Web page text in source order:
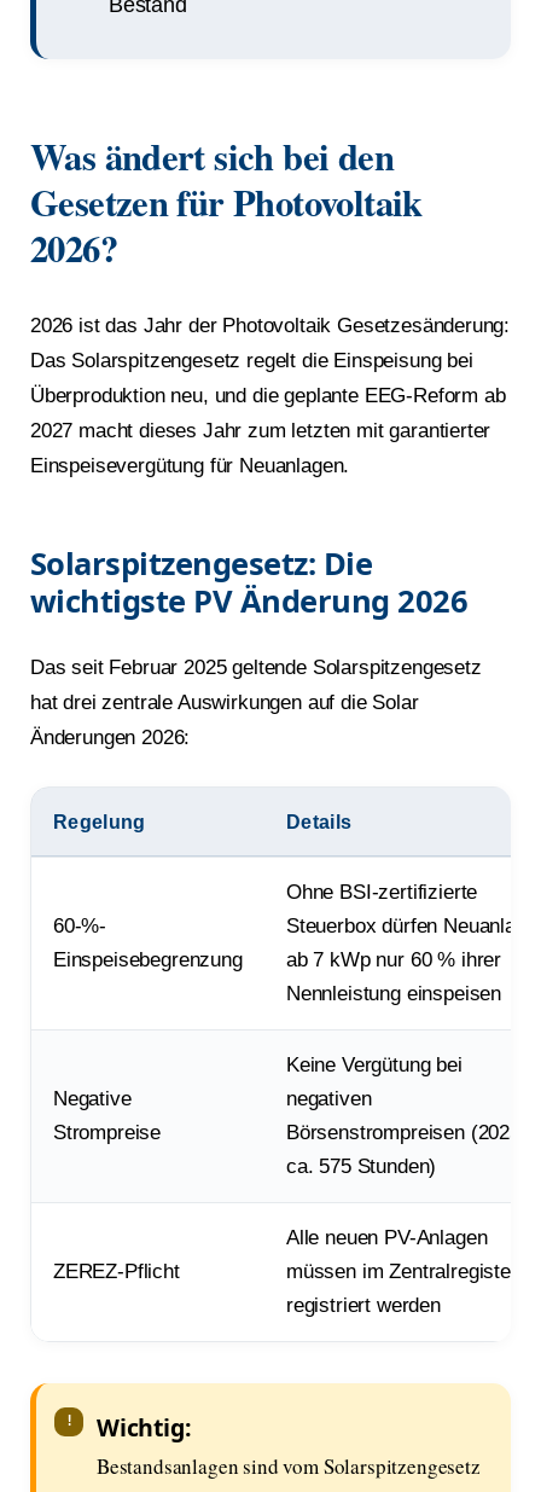
Was ändert sich bei den
Gesetzen für Photovoltaik
2026?
2026 ist das Jahr der Photovoltaik Gesetzesänderung:
Das Solarspitzengesetz regelt die Einspeisung bei
Überproduktion neu, und die geplante EEG-Reform ab
2027 macht dieses Jahr zum letzten mit garantierter
Einspeisevergütung für Neuanlagen.
Solarspitzengesetz: Die
wichtigste PV Änderung 2026
Das seit Februar 2025 geltende Solarspitzengesetz
hat drei zentrale Auswirkungen auf die Solar
Änderungen 2026:
Regelung Details
60-%-
Einspeisebegrenzung
Ohne BSI-zertifizierte
Steuerbox dürfen
ab 7 kWp nur 60 % ihrer
Nennleistung einspeisen
Negative
Strompreise
Keine Vergütung bei
negativen
Börsenstrompreisen (2025:
ca. 575 Stunden)
ZEREZ-Pflicht
Alle neuen PV-Anlagen
müssen im Zentralregister
registriert werden
Wichtig:
Bestandsanlagen sind vom Solarspitzengesetz